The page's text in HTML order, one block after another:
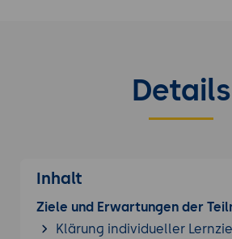
Details
Inhalt
Ziele und Erwartungen der
Klärung individueller